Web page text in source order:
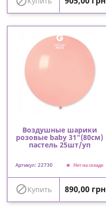
Воздушные шарики
розовые baby 31"(80см)
пастель 25шт/уп
Артикул: 22730 Нет на складе
Купить Цена
890,00 грн